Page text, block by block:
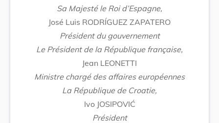
Sa Majesté le Roi d’Espagne,
José Luis RODRÍGUEZ ZAPATERO
Président du gouvernement
Le Président de la République française,
Jean LEONETTI
Ministre chargé des affaires européennes
La République de Croatie,
Ivo JOSIPOVIĆ
Président